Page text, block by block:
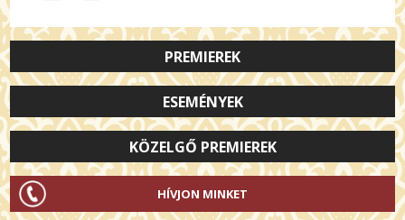
PREMIEREK
ESEMÉNYEK
KÖZELGŐ PREMIEREK
HÍVJON MINKET